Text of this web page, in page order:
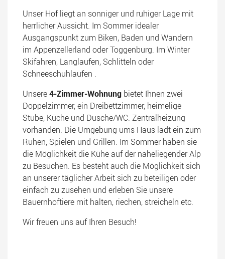
Unser Hof liegt an sonniger und ruhiger Lage mit
herrlicher Aussicht. Im Sommer idealer
Ausgangspunkt zum Biken, Baden und Wandern
im Appenzellerland oder Toggenburg. Im Winter
Skifahren, Langlaufen, Schlitteln oder
Schneeschuhlaufen .
Unsere4-Zimmer-Wohnung bietet Ihnen zwei
Doppelzimmer, ein Dreibettzimmer, heimelige
Stube, Küche und Dusche/WC. Zentralheizung
vorhanden. Die Umgebung ums Haus lädt ein zum
Ruhen, Spielen und Grillen. Im Sommer haben sie
die Möglichkeit die Kühe auf der naheliegender Alp
zu Besuchen. Es besteht auch die Möglichkeit sich
an unserer täglicher Arbeit sich zu beteiligen oder
einfach zu zusehen und erleben Sie unsere
Bauernhoftiere mit halten, riechen, streicheln etc.
Wir freuen uns auf Ihren Besuch!